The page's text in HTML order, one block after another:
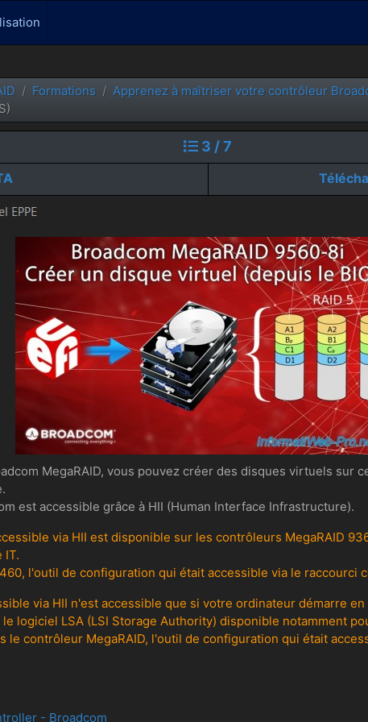
Formations
Apprenez à maîtriser votre contrôleur
3 / 7
MegaRAID, vous pouvez créer des disques virtuels sur
est accessible grâce à HII (Human Interface Infrastructure).
via HII est disponible sur les contrôleurs MegaRAID
IT.
l'outil de configuration qui était accessible via le raccourci
via HII n'est accessible que si votre ordinateur démarre en
logiciel LSA (LSI Storage Authority) disponible notamment
contrôleur MegaRAID, l'outil de configuration qui était
- Broadcom